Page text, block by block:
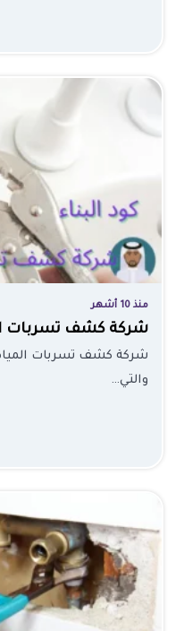
منذ 10 أشهر
شركة كشف تسربات
شركة كشف تسربات
والتي…